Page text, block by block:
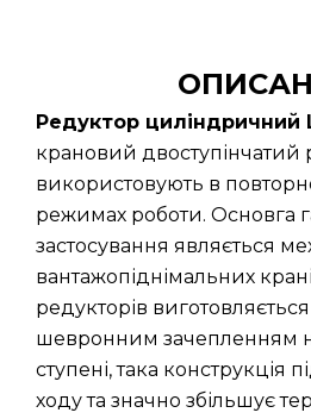
Редуктор циліндричний
крановий двоступінчатий
використовують в
режимах роботи. Основга
застосування являється
вантажопіднімальних
редукторів
шевронним зачепленням
ступені, така конструкція
ходу та значно збільшує